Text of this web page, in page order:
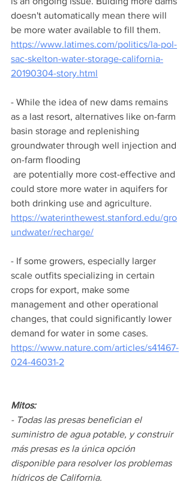
doesn't automatically mean there will
be more water available to fill them.
https://www.latimes.com/politics/la-pol-
sac-skelton-water-storage-california-
20190304-story.html
- While the idea of new dams remains
as a last resort, alternatives like on-farm
basin storage and replenishing
groundwater through well injection and
on-farm flooding
could store more water in aquifers for
both drinking use and agriculture.
https://waterinthewest.stanford.edu/gro
undwater/recharge/
- If some growers, especially larger
scale outfits specializing in certain
crops for export, make some
management and other operational
changes, that could significantly lower
demand for water in some cases.
https://www.nature.com/articles/s41467-
024-46031-2
Mitos:
- Todas las presas benefician el
suministro de agua potable, y construir
más presas es la única opción
disponible para resolver los problemas
hídricos de California.